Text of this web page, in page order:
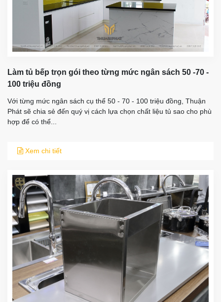
Làm tủ bếp trọn gói theo từng mức ngân sách 50 -70 -
100 triệu đồng
Với từng mức ngân sách cụ thể 50 - 70 - 100 triệu đồng, Thuận
Phát sẽ chia sẻ đến quý vị cách lựa chọn chất liệu tủ sao cho phù
hợp để có thể...
Xem chi tiết